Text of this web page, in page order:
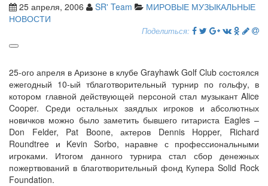
25 апреля, 2006 SR' Team
МИРОВЫЕ МУЗЫКАЛЬНЫЕ
НОВОСТИ
Поделиться:
25-ого апреля в Аризоне в клубе Grayhawk Golf Club состоялся
ежегодный 10-ый тблаготворительный турнир по гольфу, в
котором главной действующей персоной стал музыкант Alice
Cooper. Среди остальных заядлых игроков и абсолютных
новичков можно было заметить бывшего гитариста Eagles –
Don Felder, Pat Boone, актеров Dennis Hopper, Richard
Roundtree и Kevin Sorbo, наравне с профессиональными
игроками. Итогом данного турнира стал сбор денежных
пожертвований в благотворительный фонд Купера Solid Rock
Foundation.